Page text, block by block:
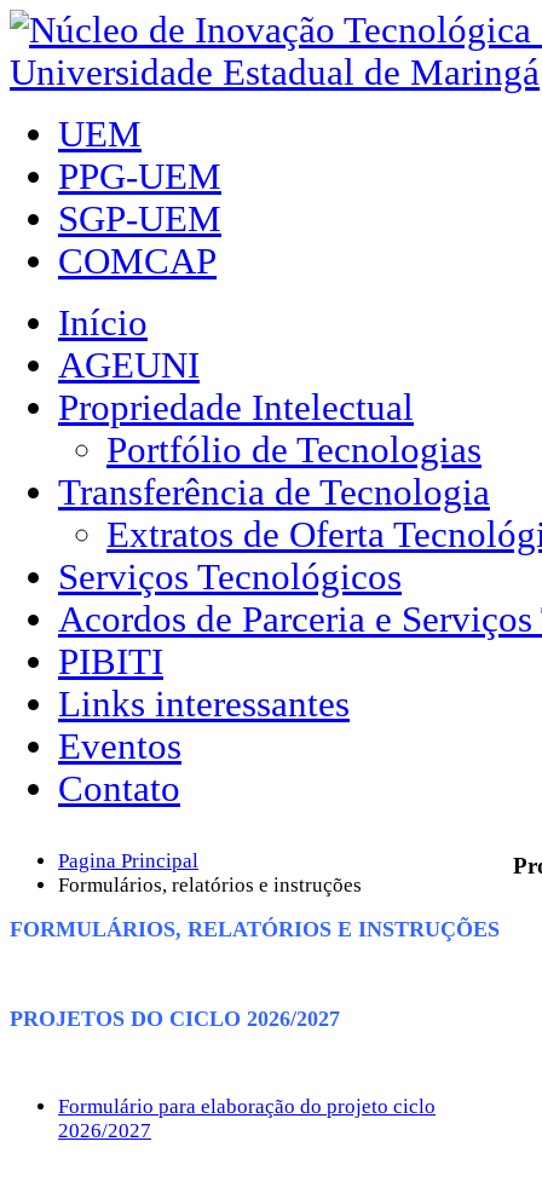
UEM
PPG-UEM
SGP-UEM
COMCAP
Início
AGEUNI
Propriedade Intelectual
Portfólio de Tecnologias
Transferência de Tecnologia
Extratos de Oferta
Serviços Tecnológicos
Acordos de Parceria e
PIBITI
Links interessantes
Eventos
Contato
Pagina Principal
Formulários, relatórios e instruções
FORMULÁRIOS, RELATÓRIOS E INSTRUÇÕES
PROJETOS DO CICLO 2026/2027
Formulário para elaboração do projeto ciclo
2026/2027